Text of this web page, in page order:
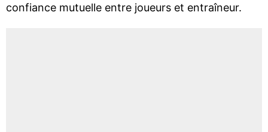
confiance mutuelle entre joueurs et entraîneur.